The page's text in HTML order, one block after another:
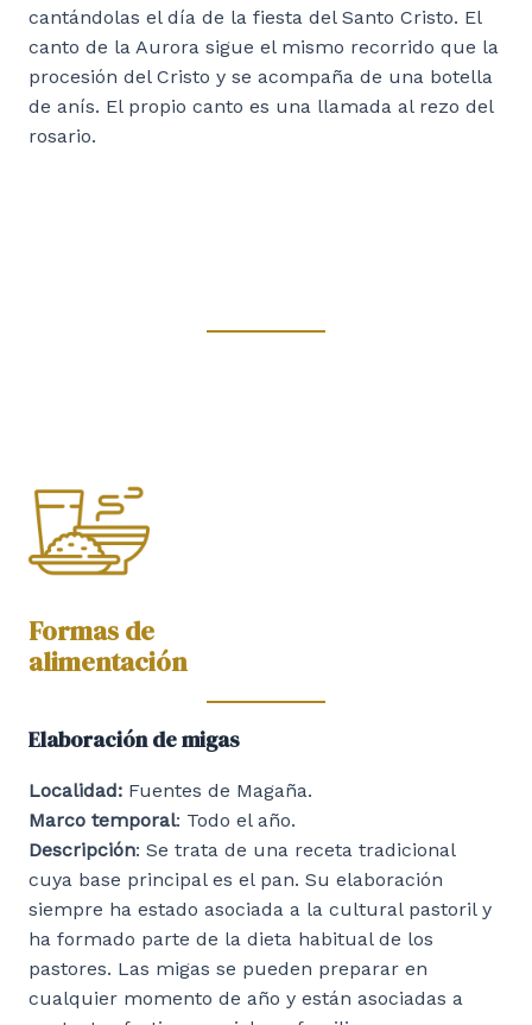
cantándolas el día de la fiesta del Santo Cristo. El
canto de la Aurora sigue el mismo recorrido que la
procesión del Cristo y se acompaña de una botella
de anís. El propio canto es una llamada al rezo del
rosario.
Formas de
alimentación
Elaboración de migas
Localidad: Fuentes de Magaña.
Marco temporal: Todo el año.
Descripción: Se trata de una receta tradicional
cuya base principal es el pan. Su elaboración
siempre ha estado asociada a la cultural pastoril y
ha formado parte de la dieta habitual de los
pastores. Las migas se pueden preparar en
cualquier momento de año y están asociadas a